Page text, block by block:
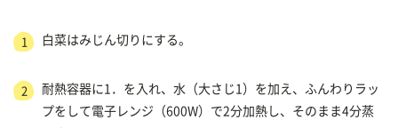
1 白菜はみじん切りにする。
2
耐熱容器に1．を入れ、水（大さじ1）を加え、ふんわりラッ
プをして電子レンジ（600W）で2分加熱し、そのまま4分蒸